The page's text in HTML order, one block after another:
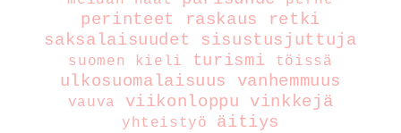
perinteet raskaus
retki
saksalaisuudet
sisustusjuttuja
suomen kieli turismi töissä
ulkosuomalaisuus vanhemmuus
vauva viikonloppu vinkkejä
yhteistyö äitiys